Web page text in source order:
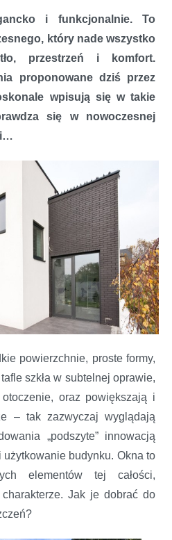
i funkcjonalnie. To
który nade wszystko
przestrzeń i komfort.
proponowane dziś przez
wpisują się w takie
się w nowoczesnej
powierzchnie, proste formy,
szkła w subtelnej oprawie,
oraz powiększają i
– tak zazwyczaj wyglądają
„podszyte” innowacją
użytkowanie budynku. Okna to
elementów tej całości,
Jak je dobrać do